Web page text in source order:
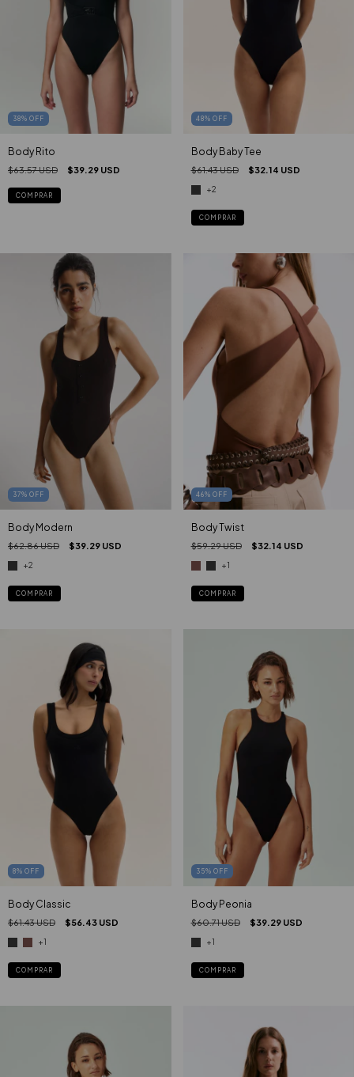
38% OFF
Body Rito
$63.57 USD $39.29 USD
COMPRAR
48% OFF
Body Baby Tee
$61.43 USD $32.14 USD
+2
COMPRAR
37% OFF
Body Modern
$62.86 USD $39.29 USD
+2
COMPRAR
46% OFF
Body Twist
$59.29 USD $32.14 USD
+1
COMPRAR
8% OFF
Body Classic
$61.43 USD $56.43 USD
+1
COMPRAR
35% OFF
Body Peonia
$60.71 USD $39.29 USD
+1
COMPRAR